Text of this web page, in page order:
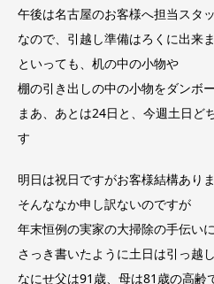
午後は名古屋のお客様へ担当スタ
なので、引越し準備はろくに出来
といっても、机の中の小物や
棚の引き出しの中の小物をダンボ
まあ、あとは24日と、今週土日ど
す
明日は祝日ですがお客様結構あり
そんななか申し訳ないのですが
年末恒例の実家の大掃除の手伝い
さっき書いたように土日は引っ越
なにせ父は91歳、母は81歳の高齢